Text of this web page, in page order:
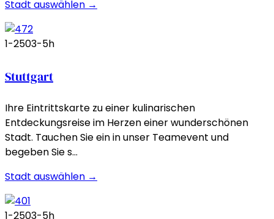
Stadt auswählen →
1-2503-5h
Stuttgart
Ihre Eintrittskarte zu einer kulinarischen
Entdeckungsreise im Herzen einer wunderschönen
Stadt. Tauchen Sie ein in unser Teamevent und
begeben Sie s…
Stadt auswählen →
1-2503-5h